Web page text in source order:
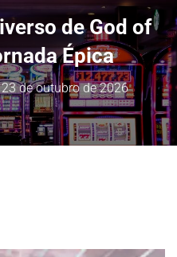
A
Ç
O
de God of
Épica
23 de outubro de 2026